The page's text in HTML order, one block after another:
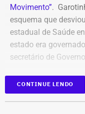
Movimento”.
esquema que
estadual de Saúde
estado era
secretário de Governo.
Com isso, a
CONTINUE LENDO